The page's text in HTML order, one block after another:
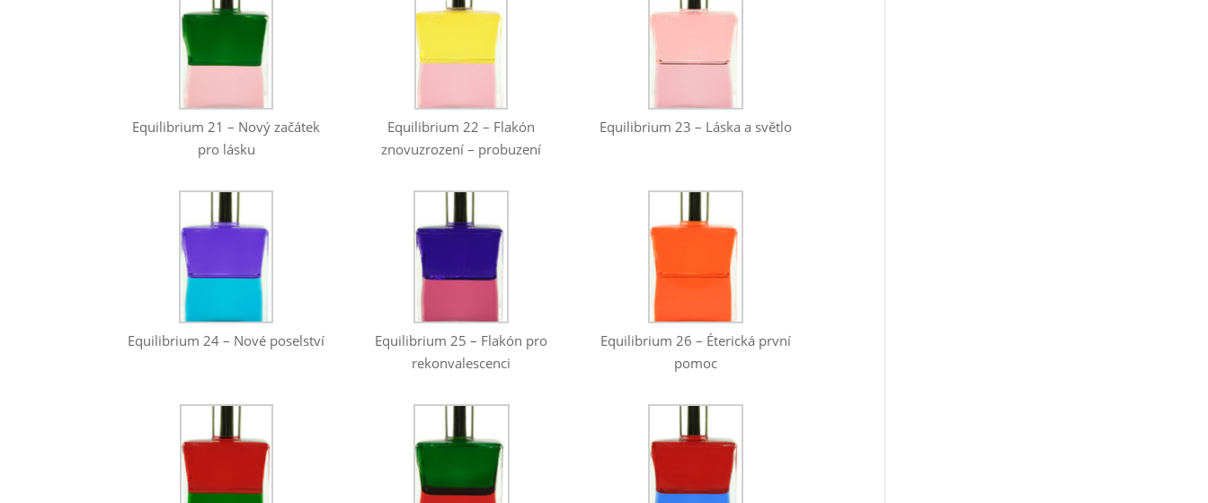
Equilibrium 21 – Nový začátek
pro lásku
Equilibrium 22 – Flakón
znovuzrození – probuzení
Equilibrium 23 – Láska a světlo
Equilibrium 24 – Nové poselství
Equilibrium 25 – Flakón pro
rekonvalescenci
Equilibrium 26 – Éterická první
pomoc